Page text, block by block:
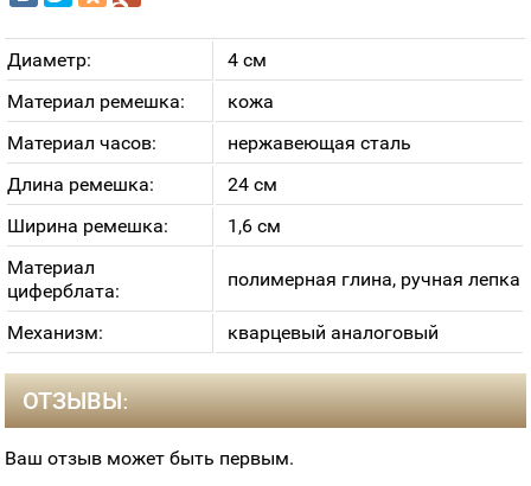
Диаметр:
4 см
Материал ремешка:
кожа
Материал часов:
нержавеющая сталь
Длина ремешка:
24 см
Ширина ремешка:
1,6 см
Материал
циферблата:
полимерная глина, ручная лепка
Механизм: кварцевый аналоговый
ОТЗЫВЫ:
Ваш отзыв может быть первым.